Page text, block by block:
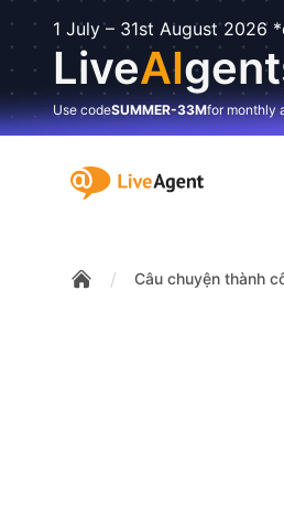
1 July – 31st August 2026
LiveAI
Use codeSUMMER-33Mfor monthly
:site.title
/ Câu chuyện thành